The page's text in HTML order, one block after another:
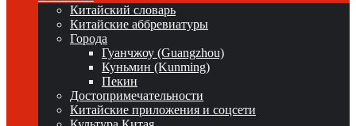
Китайский словарь
Китайские аббревиатуры
Города
Гуанчжоу (Guangzhou)
Куньмин (Kunming)
Пекин
Достопримечательности
Китайские приложения и соцсети